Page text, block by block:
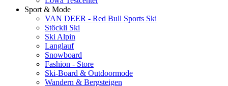
Sport & Mode
VAN DEER - Red Bull Sports Ski
Stöckli Ski
Ski Alpin
Langlauf
Snowboard
Fashion - Store
Ski-Board & Outdoormode
Wandern & Bergsteigen